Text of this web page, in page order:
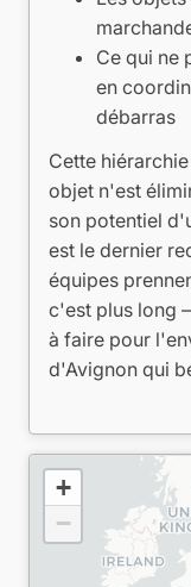
Ce qui ne
en
débarras
Cette
objet n'est
son potentiel
est le dernier
équipes
c'est plus long
à faire pour
d'Avignon qui
+
−